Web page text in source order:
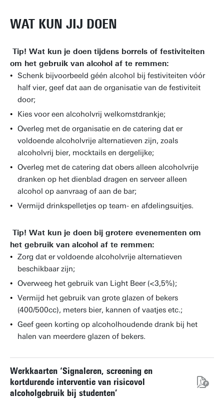
WAT KUN JIJ DOEN
Tip! Wat kun je doen tijdens borrels of festiviteiten
om het gebruik van alcohol af te remmen:
Schenk bijvoorbeeld géén alcohol bij festiviteiten vóór
half vier, geef dat aan de organisatie van de festiviteit
door;
Kies voor een alcoholvrij welkomstdrankje;
Overleg met de organisatie en de catering dat er
voldoende alcoholvrije alternatieven zijn, zoals
alcoholvrij bier, mocktails en dergelijke;
Overleg met de catering dat obers alleen alcoholvrije
dranken op het dienblad dragen en serveer alleen
alcohol op aanvraag of aan de bar;
Vermijd drinkspelletjes op team- en afdelingsuitjes.
Tip! Wat kun je doen bij grotere evenementen om
het gebruik van alcohol af te remmen:
Zorg dat er voldoende alcoholvrije alternatieven
beschikbaar zijn;
Overweeg het gebruik van Light Beer (<3,5%);
Vermijd het gebruik van grote glazen of bekers
(400/500cc), meters bier, kannen of vaatjes etc.;
Geef geen korting op alcoholhoudende drank bij het
halen van meerdere glazen of bekers.
Werkkaarten ‘Signaleren, screening en
kortdurende interventie van risicovol
alcoholgebruik bij studenten’